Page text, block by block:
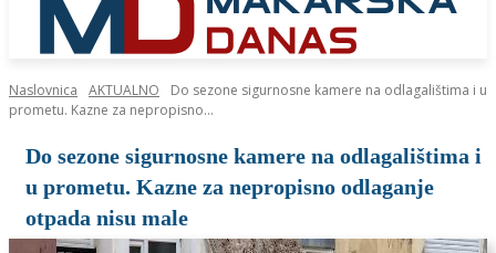
Naslovnica AKTUALNO
Do sezone sigurnosne kamere na odlagalištima i u
prometu. Kazne za nepropisno...
Do sezone sigurnosne kamere na odlagalištima i
u prometu. Kazne za nepropisno odlaganje
otpada nisu male